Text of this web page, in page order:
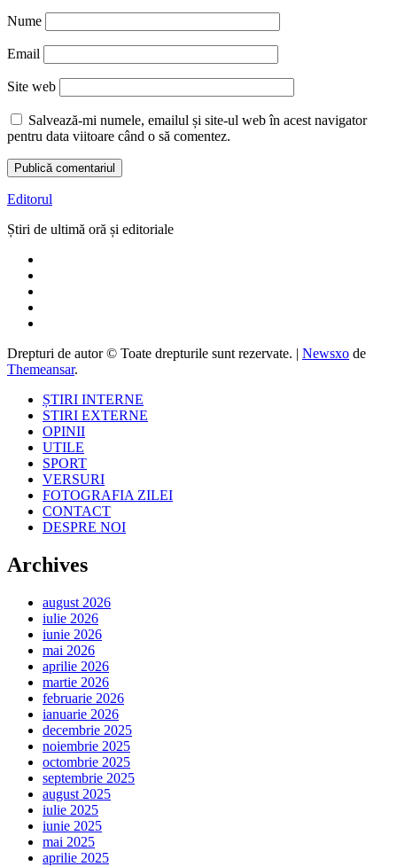
Nume
Email
Site web
Salvează-mi numele, emailul și site-ul web în acest navigator
pentru data viitoare când o să comentez.
Editorul
Știri de ultimă oră și editoriale
Drepturi de autor © Toate drepturile sunt rezervate. | Newsxo de
Themeansar.
ȘTIRI INTERNE
STIRI EXTERNE
OPINII
UTILE
SPORT
VERSURI
FOTOGRAFIA ZILEI
CONTACT
DESPRE NOI
Archives
august 2026
iulie 2026
iunie 2026
mai 2026
aprilie 2026
martie 2026
februarie 2026
ianuarie 2026
decembrie 2025
noiembrie 2025
octombrie 2025
septembrie 2025
august 2025
iulie 2025
iunie 2025
mai 2025
aprilie 2025